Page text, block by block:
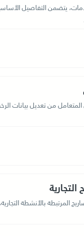
يتضمن التفاصيل
من تعديل بيانات
المرتبطة بالأنشطة